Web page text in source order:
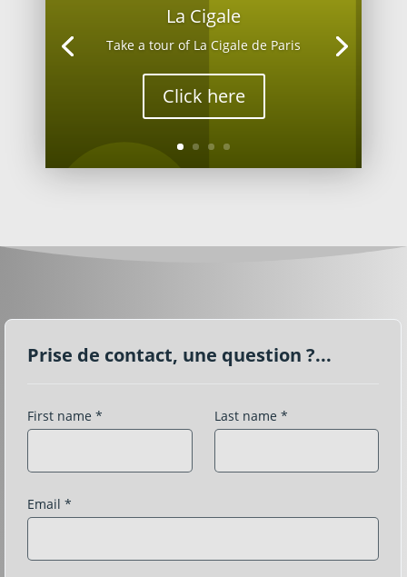
La Cigale
Take a tour of La Cigale de Paris
Click here